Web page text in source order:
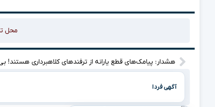
محل
آگهی فردا